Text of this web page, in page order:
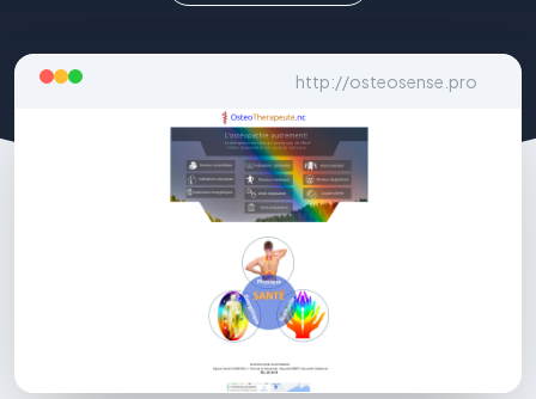
http://osteosense.pro